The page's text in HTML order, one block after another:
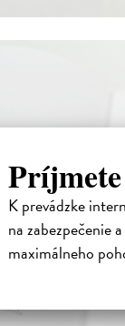
Príjmete
K prevádzke
na zabezpečenie
maximálneho